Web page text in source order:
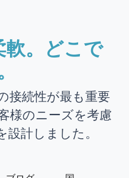
軟。どこで
接続性が最も重要
様のニーズを考慮
設計しました。